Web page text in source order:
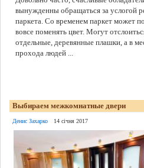
вынужденны обращаться за услогой
паркета. Со временем паркет может
вовсе поменять цвет. Могут
отдельные, деревянные плашки, а в
прохода людей ...
Выбираем межкомнатные двери
Денис Захарко 14 січня 2017